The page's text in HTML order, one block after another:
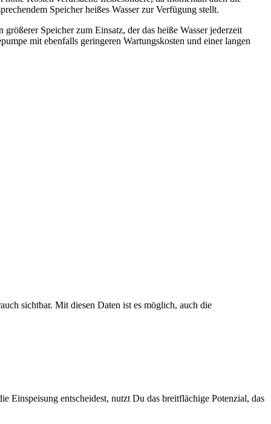
Speicher heißes Wasser zur Verfügung stellt.
Speicher zum Einsatz, der das heiße Wasser jederzeit
mit ebenfalls geringeren Wartungskosten und einer langen
sichtbar. Mit diesen Daten ist es möglich, auch die
Einspeisung entscheidest, nutzt Du das breitflächige Potenzial, das